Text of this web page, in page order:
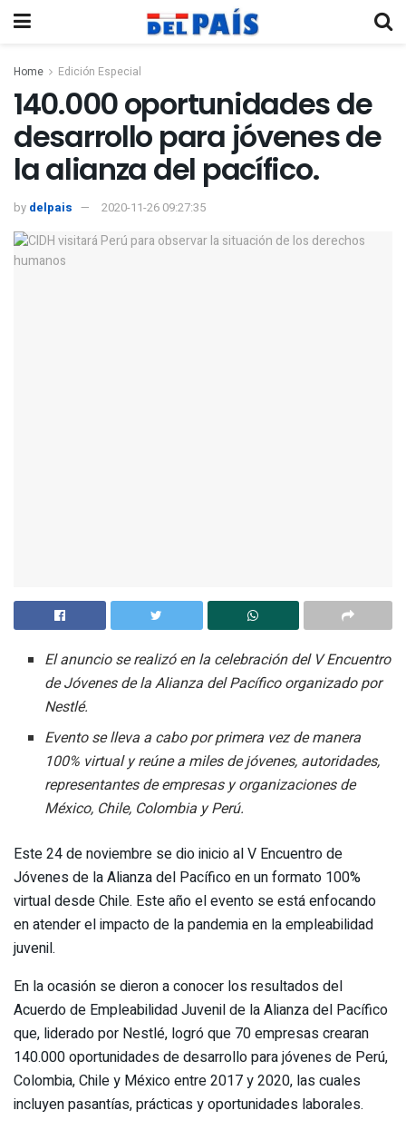
Home Edición Especial
140.000 oportunidades de
desarrollo para jóvenes de
la alianza del pacífico.
by delpais 2020-11-26 09:27:35
El anuncio se realizó en la celebración del V Encuentro
de Jóvenes de la Alianza del Pacífico organizado por
Nestlé.
Evento se lleva a cabo por primera vez de manera
100% virtual y reúne a miles de jóvenes, autoridades,
representantes de empresas y organizaciones de
México, Chile, Colombia y Perú.
Este 24 de noviembre se dio inicio al V Encuentro de
Jóvenes de la Alianza del Pacífico en un formato 100%
virtual desde Chile. Este año el evento se está enfocando
en atender el impacto de la pandemia en la empleabilidad
juvenil.
En la ocasión se dieron a conocer los resultados del
Acuerdo de Empleabilidad Juvenil de la Alianza del Pacífico
que, liderado por Nestlé, logró que 70 empresas crearan
140.000 oportunidades de desarrollo para jóvenes de Perú,
Colombia, Chile y México entre 2017 y 2020, las cuales
incluyen pasantías, prácticas y oportunidades laborales.